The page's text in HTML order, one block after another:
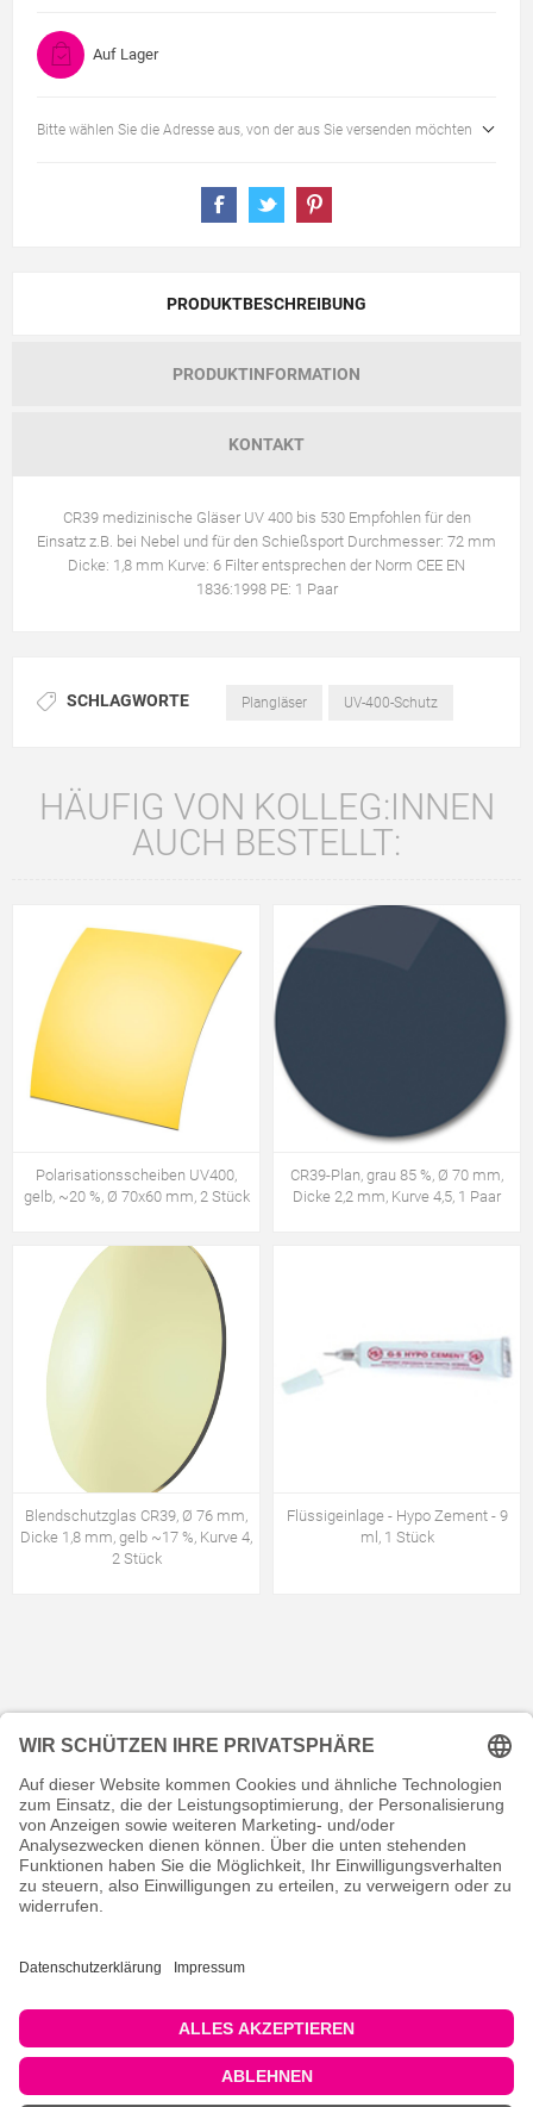
Auf Lager
Bitte wählen Sie die Adresse aus, von der aus Sie versenden möchten
PRODUKTBESCHREIBUNG
PRODUKTINFORMATION
KONTAKT
CR39 medizinische Gläser UV 400 bis 530 Empfohlen für den
Einsatz z.B. bei Nebel und für den Schießsport Durchmesser: 72 mm
Dicke: 1,8 mm Kurve: 6 Filter entsprechen der Norm CEE EN
1836:1998 PE: 1 Paar
SCHLAGWORTE Plangläser UV-400-Schutz
HÄUFIG VON KOLLEG:INNEN
AUCH BESTELLT:
Polarisationsscheiben UV400,
gelb, ~20 %, Ø 70x60 mm, 2 Stück
CR39-Plan, grau 85 %, Ø 70 mm,
Dicke 2,2 mm, Kurve 4,5, 1 Paar
Blendschutzglas CR39, Ø 76 mm,
Dicke 1,8 mm, gelb ~17 %, Kurve 4,
2 Stück
Flüssigeinlage - Hypo Zement - 9
ml, 1 Stück
KONTAKT
RECHTLICHES
INFORMATIVES
MEIN KONTO